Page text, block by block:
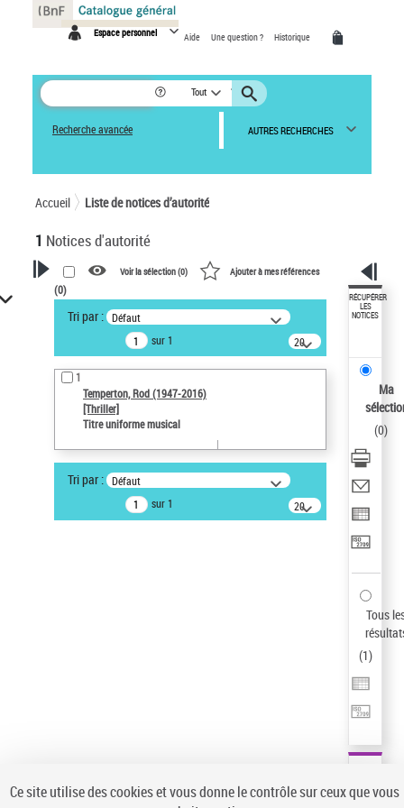
Espace personnel Aide Une question ? Historique
Tout
Recherche avancée AUTRES RECHERCHES
Accueil Liste de notices d’autorité
1 Notices d'autorité
VOTRE RECHERCHE
Recherche avancée dans les
notices d’autorité
Œuvres liées à l'auteur :
Temperton, Rod (1947-2016)
Auteur d’œuvre
Type de notice d'autorité
Voir la sélection (0) Ajouter à mes références
(0)
Tri par : Défaut
sur 1
20
résultats/page
1
Temperton, Rod (1947-2016)
[Thriller]
Titre uniforme musical
Tri par : Défaut
sur 1
20
résultats/page
RÉCUPÉRER
LES
NOTICES
Ma
(0)
Tous
(1)
Panneau de gestion des cookies
Ce site utilise des cookies et vous donne le contrôle sur ceux que vous